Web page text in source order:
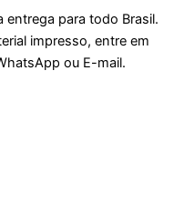
para todo Brasil.
impresso, entre em
ou E-mail.